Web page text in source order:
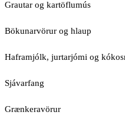
Grautar og kartöflumús
Bökunarvörur og hlaup
Haframjólk, jurtarjómi og
Sjávarfang
Grænkeravörur